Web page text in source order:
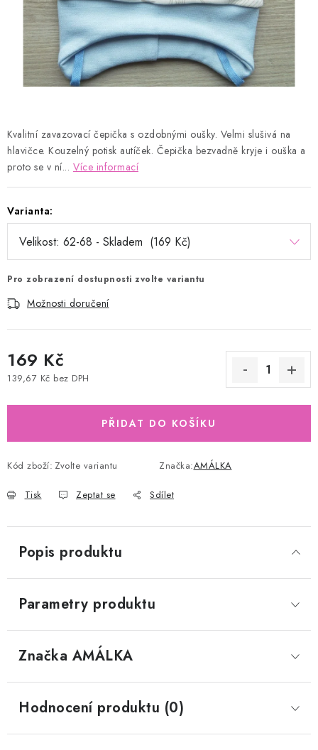
Kontakty Proč AMÁLKA?
Doprava a platba
Tabulka velikostí
Postup pro vrácení a výměnu
Velkoobchod
Obchodní podmínky
Podmínky ochrany osobních údajů
Blog
Kvalitní zavazovací čepička s ozdobnými oušky. Velmi slušivá na
hlavičce. Kouzelný potisk autíček. Čepička bezvadně kryje i ouška a
proto se v ní... Více informací
Varianta:
Pro zobrazení dostupnosti zvolte variantu
Možnosti doručení
169 Kč
139,67 Kč bez DPH
PŘIDAT DO KOŠÍKU
Kód zboží: Zvolte variantu Značka:AMÁLKA
Tisk Zeptat se Sdílet
Popis produktu
Parametry produktu
Značka AMÁLKA
Hodnocení produktu (0)